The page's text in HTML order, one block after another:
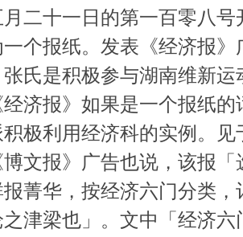
二十一日的第一百零八
个报纸。发表《经济报
氏是积极参与湖南维新
济报》如果是一个报纸
极利用经济科的实例。
文报》广告也说，该报
菁华，按经济六门分类
津梁也」。文中「经济